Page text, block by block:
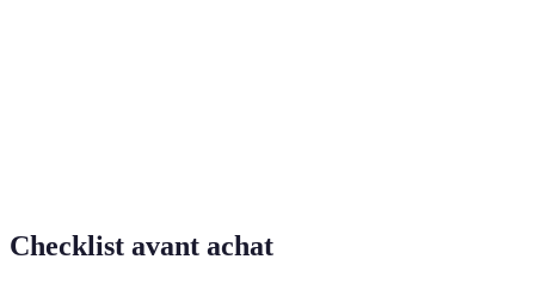
Checklist avant achat